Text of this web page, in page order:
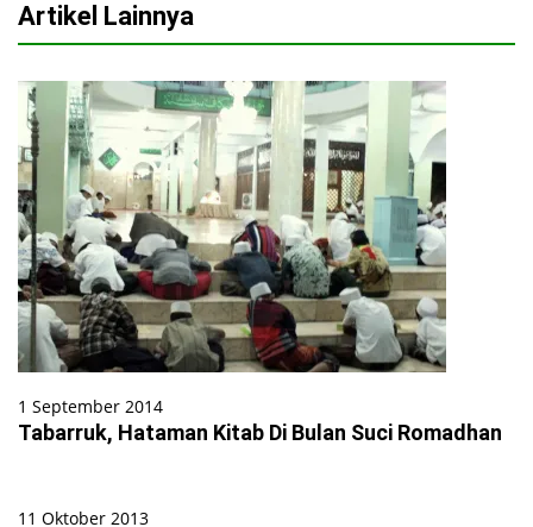
Artikel Lainnya
1 September 2014
Tabarruk, Hataman Kitab Di Bulan Suci Romadhan
11 Oktober 2013